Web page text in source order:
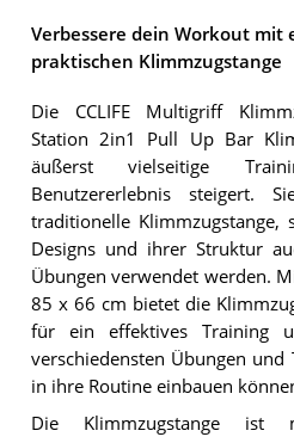
Verbessere dein Workout mit
praktischen Klimmzugstange
Die CCLIFE Multigriff
Station 2in1 Pull Up Bar
äußerst vielseitige
Benutzererlebnis steigert.
traditionelle
Designs und ihrer Struktur
Übungen verwendet werden.
85 x 66 cm bietet die
für ein effektives Training
verschiedensten Übungen
in ihre Routine einbauen
Die Klimmzugstange ist